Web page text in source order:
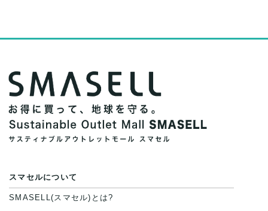
スマセルについて
SMASELL(スマセル)とは?